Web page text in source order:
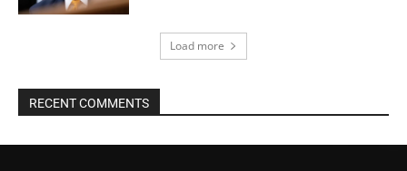
Load more
RECENT COMMENTS